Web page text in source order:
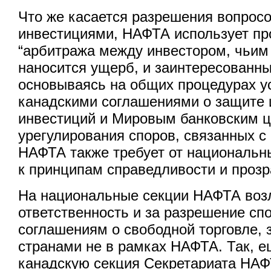
Что же касается разрешения
инвестициями, НАФТА использует
“арбитража между инвестором,
наносится ущерб, и
основываясь на общих процедурах
канадскими соглашениями о защите
инвестиций и Мировым банковским
урегулирования споров, связанных
НАФТА также требует от
к принципам справедливости и
На национальные секции НАФТА
ответственность и за разрешение
соглашениям о свободной
странами не в рамках НАФТА. Так,
канадскую секция Секретариата